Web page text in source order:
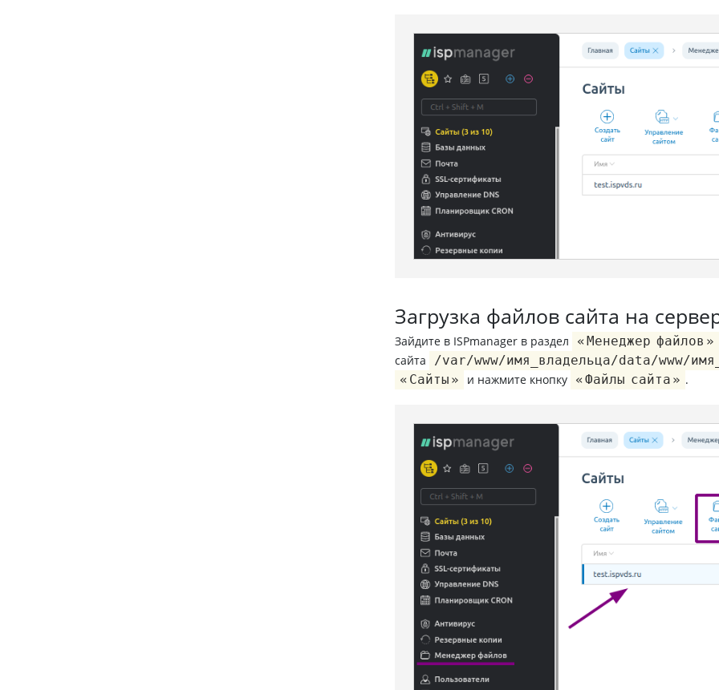
Загрузка файлов сайта на
Зайдите в ISPmanager в раздел
Менеджер файлов
сайта
/var/www/имя_владельца/data/www/
Сайты
и нажмите кнопку Файлы сайта .